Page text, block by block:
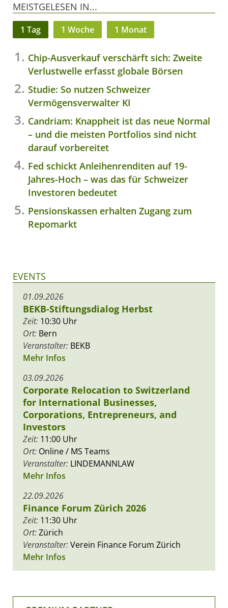
MEISTGELESEN IN...
1 Tag 1 Woche 1 Monat
Chip-Ausverkauf verschärft sich: Zweite
Verlustwelle erfasst globale Börsen
Studie: So nutzen Schweizer
Vermögensverwalter KI
Candriam: Knappheit ist das neue Normal
– und die meisten Portfolios sind nicht
darauf vorbereitet
Fed schickt Anleihenrenditen auf 19-
Jahres-Hoch – was das für Schweizer
Investoren bedeutet
Pensionskassen erhalten Zugang zum
Repomarkt
EVENTS
01.09.2026
BEKB-Stiftungsdialog Herbst
Zeit: 10:30 Uhr
Ort: Bern
Veranstalter: BEKB
Mehr Infos
03.09.2026
Corporate Relocation to Switzerland
for International Businesses,
Corporations, Entrepreneurs, and
Investors
Zeit: 11:00 Uhr
Ort: Online / MS Teams
Veranstalter: LINDEMANNLAW
Mehr Infos
22.09.2026
Finance Forum Zürich 2026
Zeit: 11:30 Uhr
Ort:Zürich
Veranstalter:Verein Finance Forum Zürich
Mehr Infos